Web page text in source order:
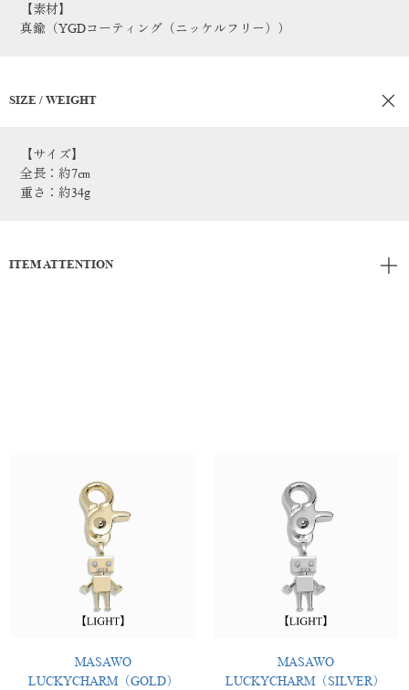
【素材】
真鍮（YGDコーティング（ニッケルフリー））
SIZE / WEIGHT
【サイズ】
全長：約7㎝
重さ：約34g
ITEM ATTENTION
MASAWO
LUCKYCHARM（GOLD）
MASAWO
LUCKYCHARM（SILVER）